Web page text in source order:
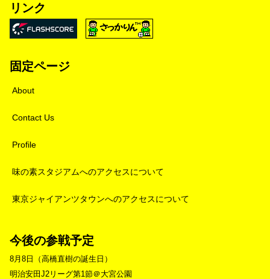
リンク
固定ページ
About
Contact Us
Profile
味の素スタジアムへのアクセスについて
東京ジャイアンツタウンへのアクセスについて
今後の参戦予定
8月8日（高橋直樹の誕生日）
明治安田J2リーグ第1節＠大宮公園